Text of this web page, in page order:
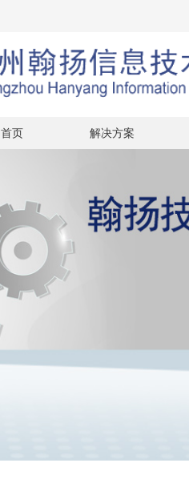
首页 解决方案